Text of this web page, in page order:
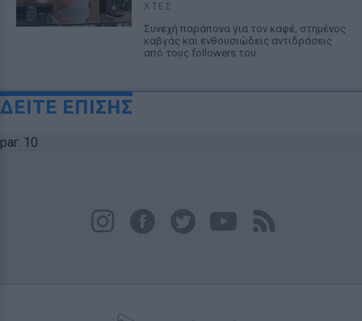
ΧΤΕΣ
Συνεχή παράπονα για τον καφέ, στημένος
καβγάς και ενθουσιώδεις αντιδράσεις
από τους followers του
ΔΕΙΤΕ ΕΠΙΣΗΣ
par: 10